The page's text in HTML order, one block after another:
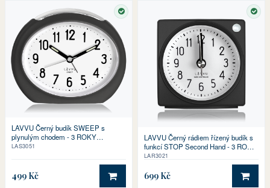
SKLADEM
LAVVU Černý budík SWEEP s
plynulým chodem - 3 ROKY
ZÁRUKA!
LAS3051
499 Kč DO KOŠÍKU
LAVVU Černý rádiem řízený budík s
funkcí STOP Second Hand - 3 ROKY
ZÁRUKA!
LAR3021
699 Kč DO